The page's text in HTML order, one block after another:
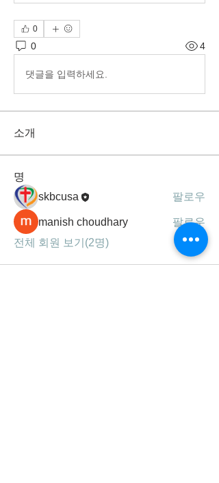
0
0 4
댓글을 입력하세요.
소개
명
skbcusa
팔로우
manish choudhary
팔로우
전체 회원 보기(2명)